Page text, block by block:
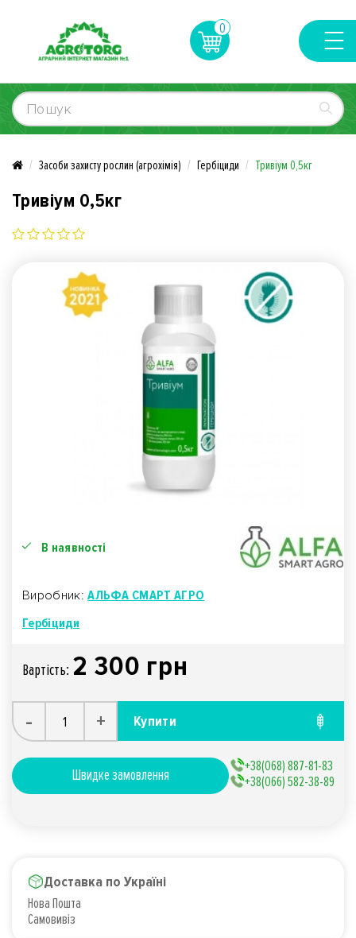
0
Засоби захисту рослин (агрохімія) Гербіциди Тривіум 0,5кг
Тривіум 0,5кг
В наявності
Виробник:АЛЬФА СМАРТ АГРО
Гербіциди
Вартiсть: 2 300 грн
- + Купити
Швидке замовлення
+38(068) 887-81-83
+38(066) 582-38-89
Доставка по Україні
Нова Пошта
Самовивіз